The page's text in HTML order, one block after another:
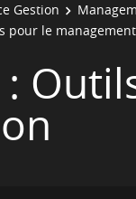
Gestion
pour le